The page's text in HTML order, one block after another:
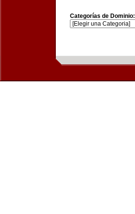
Categorías de Dominio: